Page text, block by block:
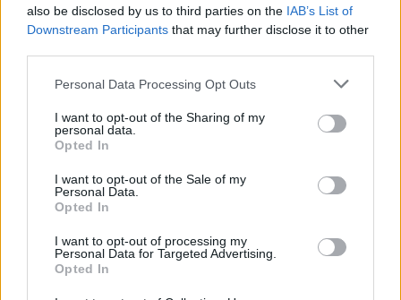
also be disclosed by us to third parties on the IAB’s List of
Downstream Participants that may further disclose it to other
Please note that this website/app uses one or more Google
not limited to your visit or usage behaviour. You may click to
grant or deny consent to Google and its third-party tags to
use your data for below specified purposes in below Google
consent section.
Personal Data Processing Opt Outs
I want to opt-out of the Sharing of my
personal data.
Opted In
I want to opt-out of the Sale of my
Personal Data.
Opted In
I want to opt-out of processing my
Personal Data for Targeted Advertising.
Opted In
Kevesebb vevő is lesz.Főleg alakásba műveket
gazdag, de nem dúzsgazdag
tűnnek el. Ők vagy posztert vesznek, vagy inkább
egyszerűen csak üresen hagyják a falakat és arra
járt le a minimál ideje pár éve). A gyűjtők továbbra is
vásárolgatnak, de kevesebbet, mert a válság miatt
Rung András az Artitude Galéria egyik művésze,
képei megtalálhatók a <ww.artitude.hu> oldalon.